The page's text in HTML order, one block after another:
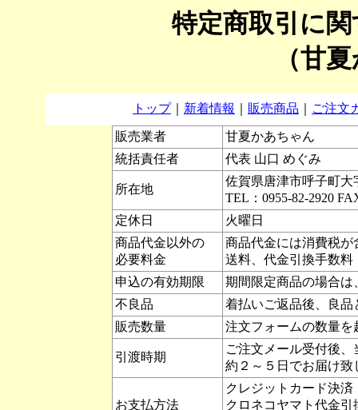
特定商取引に
（甘
トップ｜ 新着情報 販売商品 ご注文
販売業者
甘夏かあちゃん
統括責任者
代表 山口 めぐみ
所在地
佐賀県唐津市呼子町大
TEL：0955-82-2920
定休日
火曜日
商品代金以外の
必要料金
商品代金には消費税が
送料、代金引換手数料
申込の有効期限
期間限定商品の場合は
不良品
着払いご返品後、良
販売数量
注文フォームの数量
引渡時期
ご注文メール受付後
約２～５日でお届け致
お支払方法
クレジットカード決済
クロネコヤマト代金引